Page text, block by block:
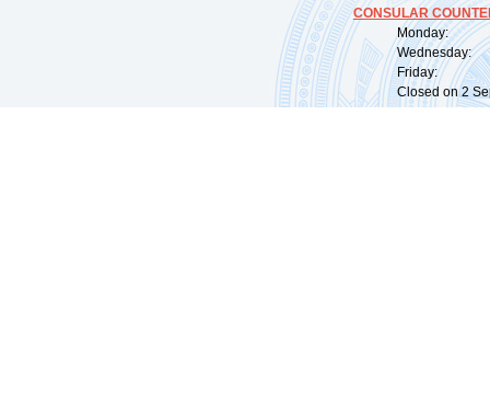
CONSULAR
Monday:
Wednesday:
Friday:
Closed on 2